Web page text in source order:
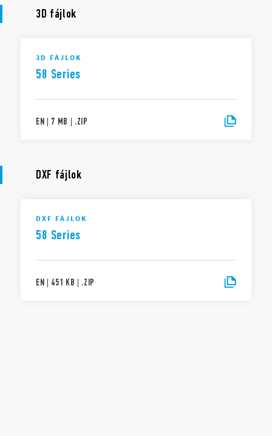
3D fájlok
3D FÁJLOK
58 Series
EN | 7 MB | .ZIP
DXF fájlok
DXF FÁJLOK
58 Series
EN | 451 KB | .ZIP